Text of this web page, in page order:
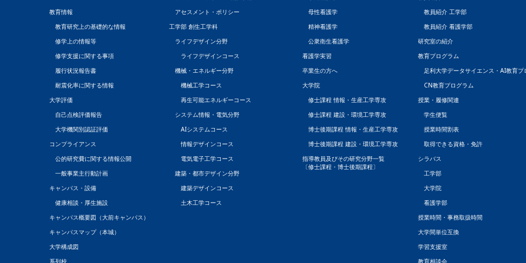
教育情報
教育研究上の基礎的な情報
修学上の情報等
修学支援に関する事項
履行状況報告書
耐震化率に関する情報
大学評価
自己点検評価報告
大学機関別認証評価
コンプライアンス
公的研究費に関する情報公開
一般事業主行動計画
キャンパス・設備
健康相談・厚生施設
キャンパス概要図（大前キャンパス）
キャンパスマップ（本城）
大学構成図
系列校
アセスメント・ポリシー
工学部 創生工学科
ライフデザイン分野
ライフデザインコース
機械・エネルギー分野
機械工学コース
再生可能エネルギーコース
システム情報・電気分野
AIシステムコース
情報デザインコース
電気電子工学コース
建築・都市デザイン分野
建築デザインコース
土木工学コース
母性看護学
精神看護学
公衆衛生看護学
看護学実習
卒業生の方へ
大学院
修士課程 情報・生産工学専攻
修士課程 建設・環境工学専攻
博士後期課程 情報・生産工学専攻
博士後期課程 建設・環境工学専攻
指導教員及びその研究分野一覧
〔修士課程・博士後期課程〕
教員紹介 工学部
教員紹介 看護学部
研究室の紹介
教育プログラム
足利大学データサイエンス・AI教育プ
CN教育プログラム
授業・履修関連
学生便覧
授業時間割表
取得できる資格・免許
シラバス
工学部
大学院
看護学部
授業時間・事務取扱時間
大学間単位互換
学習支援室
教育相談会